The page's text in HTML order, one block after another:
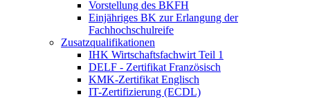
Vorstellung des BKFH
Einjähriges BK zur Erlangung der
Fachhochschulreife
Zusatzqualifikationen
IHK Wirtschaftsfachwirt Teil 1
DELF - Zertifikat Französisch
KMK-Zertifikat Englisch
IT-Zertifizierung (ECDL)